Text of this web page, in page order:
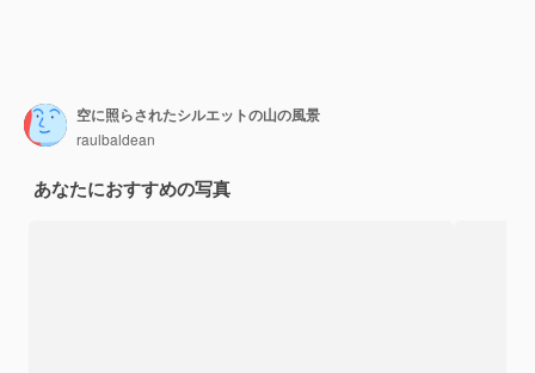
空に照らされたシルエットの山の風景
raulbaldean
あなたにおすすめの写真